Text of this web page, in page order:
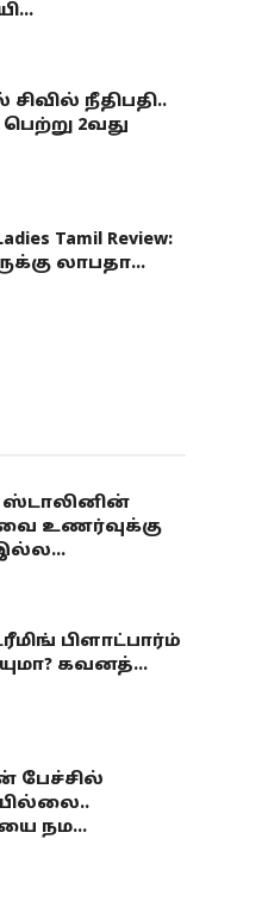
சிவில் நீதிபதி..
2வது
Tamil Review:
லாபதா...
ஸ்டாலினின்
உணர்வுக்கு
பிளாட்பார்ம்
கவனத்...
பேச்சில்
நம...